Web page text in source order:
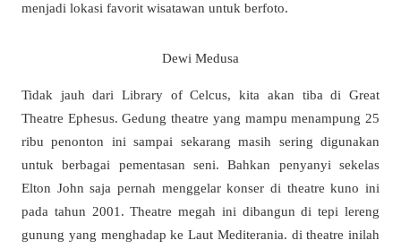
menjadi lokasi favorit wisatawan untuk berfoto.
Dewi Medusa
Tidak jauh dari Library of Celcus, kita akan tiba di Great
Theatre Ephesus. Gedung theatre yang mampu menampung 25
ribu penonton ini sampai sekarang masih sering digunakan
untuk berbagai pementasan seni. Bahkan penyanyi sekelas
Elton John saja pernah menggelar konser di theatre kuno ini
pada tahun 2001. Theatre megah ini dibangun di tepi lereng
gunung yang menghadap ke Laut Mediterania. di theatre inilah